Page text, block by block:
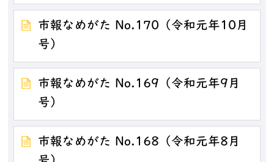
市報なめがた No.170（令和元年10月
号）
市報なめがた No.169（令和元年9月
号）
市報なめがた No.168（令和元年8月